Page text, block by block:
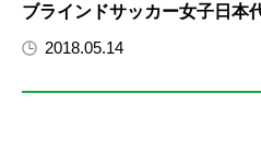
ブラインドサッカー女子日本
2018.05.14